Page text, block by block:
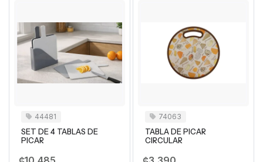
44481
SET DE 4 TABLAS DE
PICAR
74063
TABLA DE PICAR
CIRCULAR